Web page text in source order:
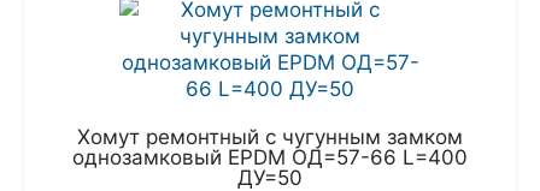
Хомут ремонтный с чугунным замком
однозамковый EPDM ОД=57-66 L=400
ДУ=50